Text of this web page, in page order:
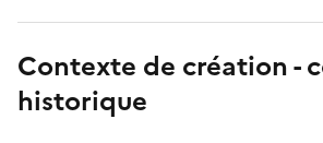
Contexte de création -
historique